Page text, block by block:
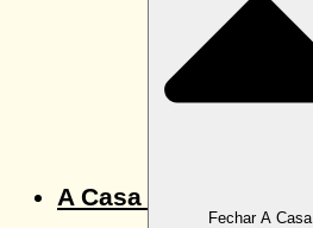
A Casa
Fechar A Casa